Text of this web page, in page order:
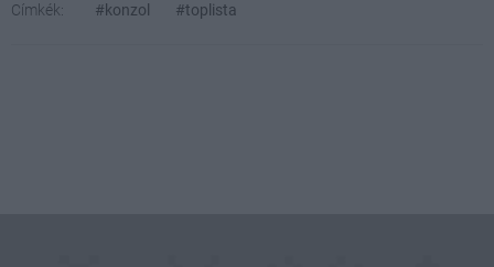
Címkék: #konzol #toplista